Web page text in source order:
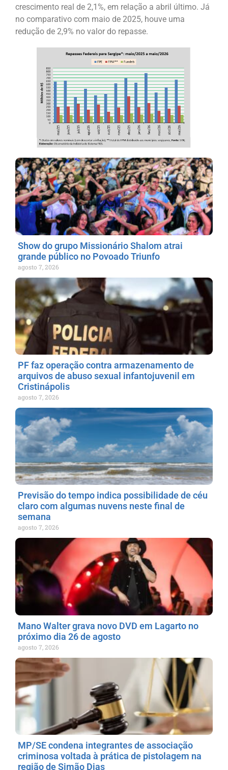
crescimento real de 2,1%, em relação a abril último. Já
no comparativo com maio de 2025, houve uma
redução de 2,9% no valor do repasse.
Show do grupo Missionário Shalom atrai
grande público no Povoado Triunfo
agosto 7, 2026
PF faz operação contra armazenamento de
arquivos de abuso sexual infantojuvenil em
Cristinápolis
agosto 7, 2026
Previsão do tempo indica possibilidade de céu
claro com algumas nuvens neste final de
semana
agosto 7, 2026
Mano Walter grava novo DVD em Lagarto no
próximo dia 26 de agosto
agosto 7, 2026
MP/SE condena integrantes de associação
criminosa voltada à prática de pistolagem na
região de Simão Dias